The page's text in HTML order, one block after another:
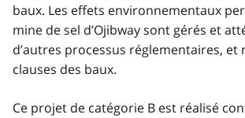
baux. Les effets environnementaux
mine de sel d’Ojibway sont gérés et
d’autres processus réglementaires, et
clauses des baux.
Ce projet de catégorie B est réalisé